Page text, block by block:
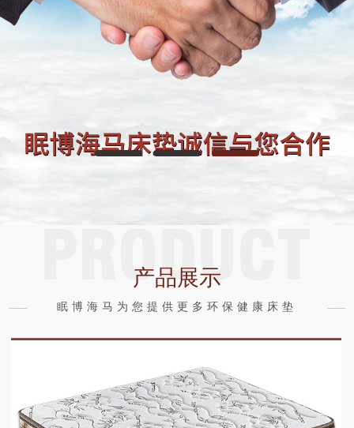
产品展示
眠博海马为您提供更多环保健康床垫